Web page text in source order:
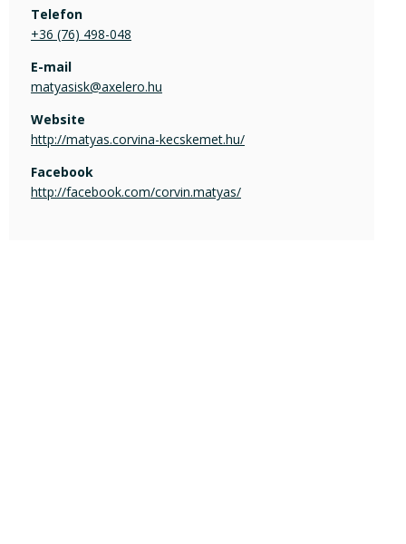
Telefon
+36 (76) 498-048
E-mail
matyasisk@axelero.hu
Website
http://matyas.corvina-kecskemet.hu/
Facebook
http://facebook.com/corvin.matyas/